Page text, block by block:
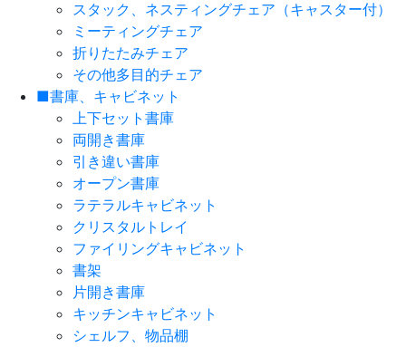
スタック、ネスティングチェア（キャスター付）
ミーティングチェア
折りたたみチェア
その他多目的チェア
■書庫、キャビネット
上下セット書庫
両開き書庫
引き違い書庫
オープン書庫
ラテラルキャビネット
クリスタルトレイ
ファイリングキャビネット
書架
片開き書庫
キッチンキャビネット
シェルフ、物品棚